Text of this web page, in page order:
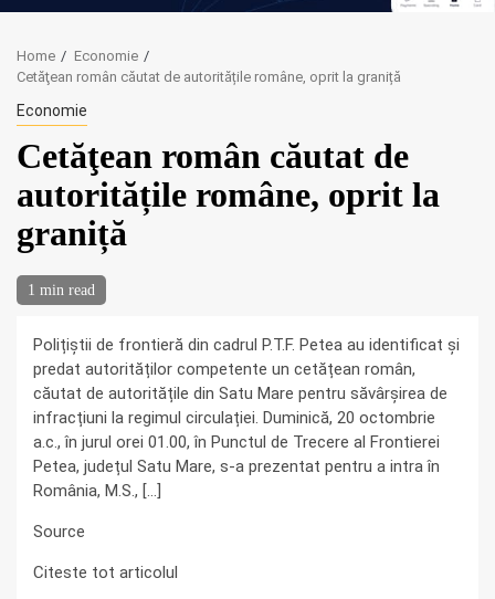
Home
Economie
Cetăţean român căutat de autoritățile române, oprit la graniță
Economie
Cetăţean român căutat de
autoritățile române, oprit la
graniță
1 min read
Polițiștii de frontieră din cadrul P.T.F. Petea au identificat și
predat autorităților competente un cetățean român,
căutat de autoritățile din Satu Mare pentru săvârşirea de
infracțiuni la regimul circulației. Duminică, 20 octombrie
a.c., în jurul orei 01.00, în Punctul de Trecere al Frontierei
Petea, județul Satu Mare, s-a prezentat pentru a intra în
România, M.S., […]
Source
Citeste tot articolul